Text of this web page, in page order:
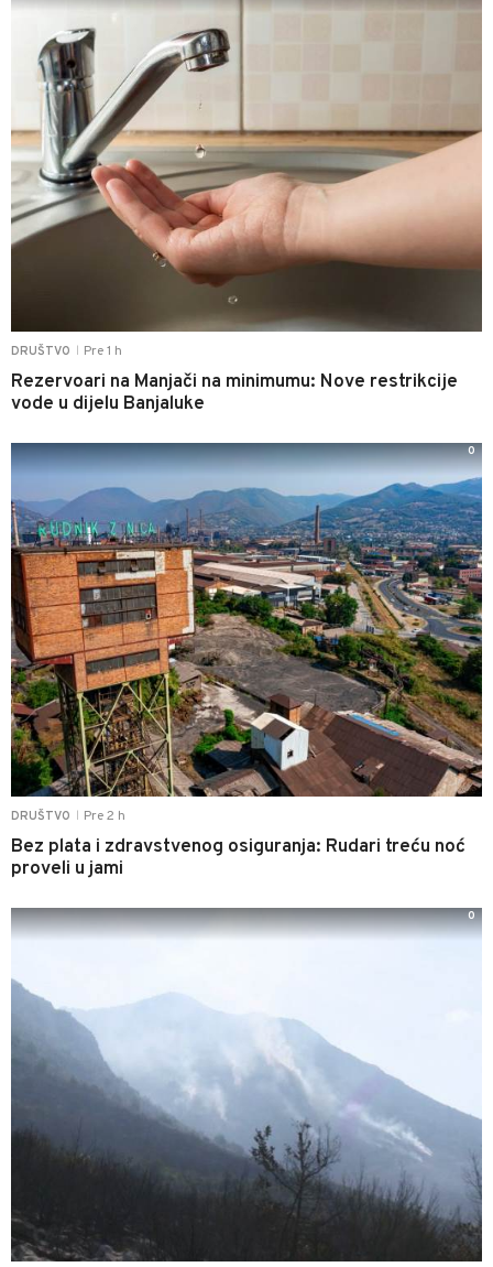
DRUŠTVO Pre 1 h
Rezervoari na Manjači na minimumu: Nove restrikcije
vode u dijelu Banjaluke
DRUŠTVO Pre 2 h
Bez plata i zdravstvenog osiguranja: Rudari treću noć
proveli u jami
0
0